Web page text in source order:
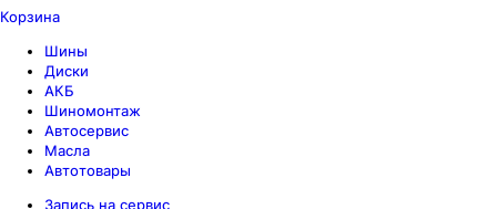
Корзина
Шины
Диски
АКБ
Шиномонтаж
Автосервис
Масла
Автотовары
Запись на сервис